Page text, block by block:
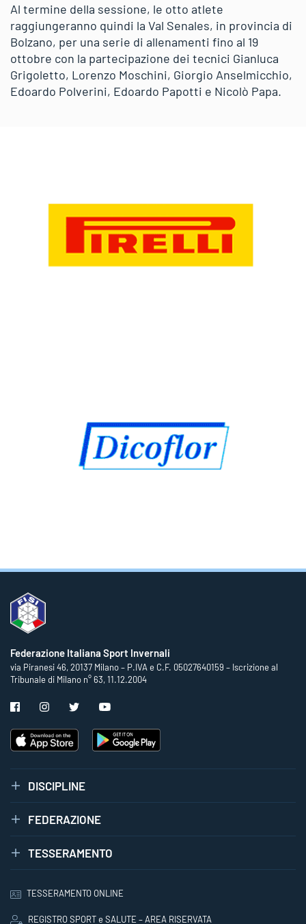
Al termine della sessione, le otto atlete
raggiungeranno quindi la Val Senales, in provincia di
Bolzano, per una serie di allenamenti fino al 19
ottobre con la partecipazione dei tecnici Gianluca
Grigoletto, Lorenzo Moschini, Giorgio Anselmicchio,
Edoardo Polverini, Edoardo Papotti e Nicolò Papa.
Federazione Italiana Sport Invernali
via Piranesi 46, 20137 Milano – P.IVA e C.F. 05027640159 – Iscrizione al
Tribunale di Milano n° 63, 11.12.2004
DISCIPLINE
FEDERAZIONE
TESSERAMENTO
TESSERAMENTO ONLINE
REGISTRO SPORT e SALUTE – AREA RISERVATA